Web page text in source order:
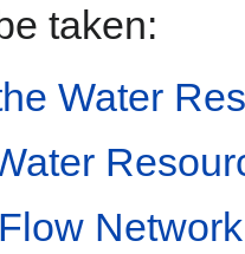
taken:
Water
Network